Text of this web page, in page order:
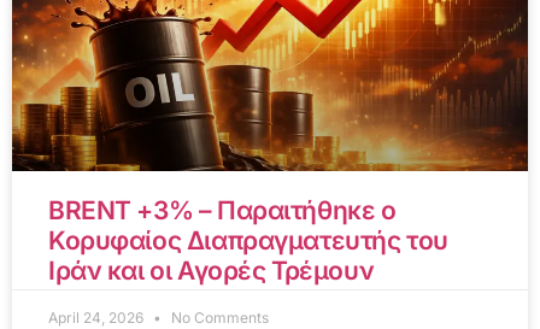
BRENT +3% – Παραιτήθηκε ο
Κορυφαίος Διαπραγματευτής του
Ιράν και οι Αγορές Τρέμουν
April 24, 2026 No Comments